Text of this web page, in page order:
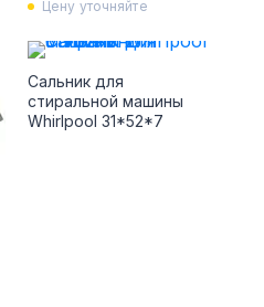
Цену уточняйте
Сальник для
стиральной машины
Whirlpool 31*52*7